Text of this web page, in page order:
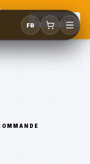
FR
RÉESSAYER